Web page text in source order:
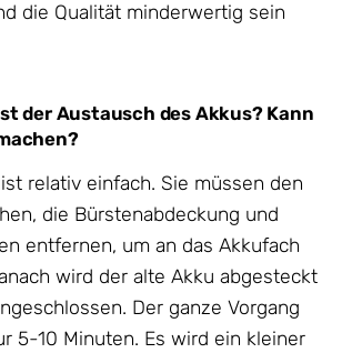
die Qualität minderwertig sein
der Austausch des Akkus? Kann
relativ einfach. Sie müssen den
die Bürstenabdeckung und
entfernen, um an das Akkufach
wird der alte Akku abgesteckt
Der ganze Vorgang
5-10 Minuten. Es wird ein kleiner